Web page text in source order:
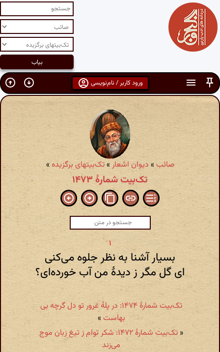
ورود کاربر / نام‌نویسی
صائب»دیوان اشعار »تک‌بیتهای برگزیده»
تک‌بیت شمارهٔ ۱۴۷۳
بسیار آشنا به نظر جلوه می‌کنی
ای گل مگر ز دیدهٔ من آب خورده‌ای؟
تک‌بیت شمارهٔ ۱۴۷۴: در پلهٔ غرور تو دل گرچه بی
بهاست»
«
تک‌بیت شمارهٔ ۱۴۷۲: شکر توام ز تیغ زبان موج
می‌زند